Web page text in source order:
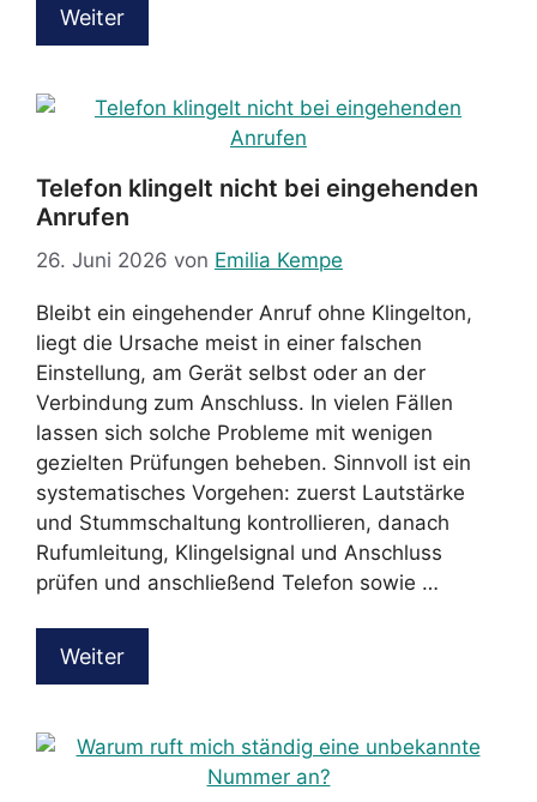
Weiter
Telefon klingelt nicht bei eingehenden
Anrufen
26. Juni 2026 von Emilia Kempe
Bleibt ein eingehender Anruf ohne Klingelton,
liegt die Ursache meist in einer falschen
Einstellung, am Gerät selbst oder an der
Verbindung zum Anschluss. In vielen Fällen
lassen sich solche Probleme mit wenigen
gezielten Prüfungen beheben. Sinnvoll ist ein
systematisches Vorgehen: zuerst Lautstärke
und Stummschaltung kontrollieren, danach
Rufumleitung, Klingelsignal und Anschluss
prüfen und anschließend Telefon sowie …
Weiter